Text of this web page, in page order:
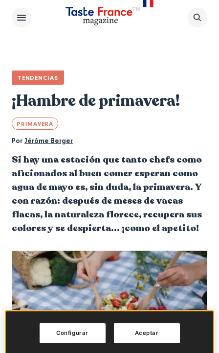
TENDENCIAS
¡Hambre de primavera!
PRIMAVERA
Por Jérôme Berger
Si hay una estación que tanto chefs como
aficionados al buen comer esperan como
agua de mayo es, sin duda, la primavera. Y
con razón: después de meses de vacas
flacas, la naturaleza florece, recupera sus
colores y se despierta... ¡como el apetito!
Aceptar
Configurar